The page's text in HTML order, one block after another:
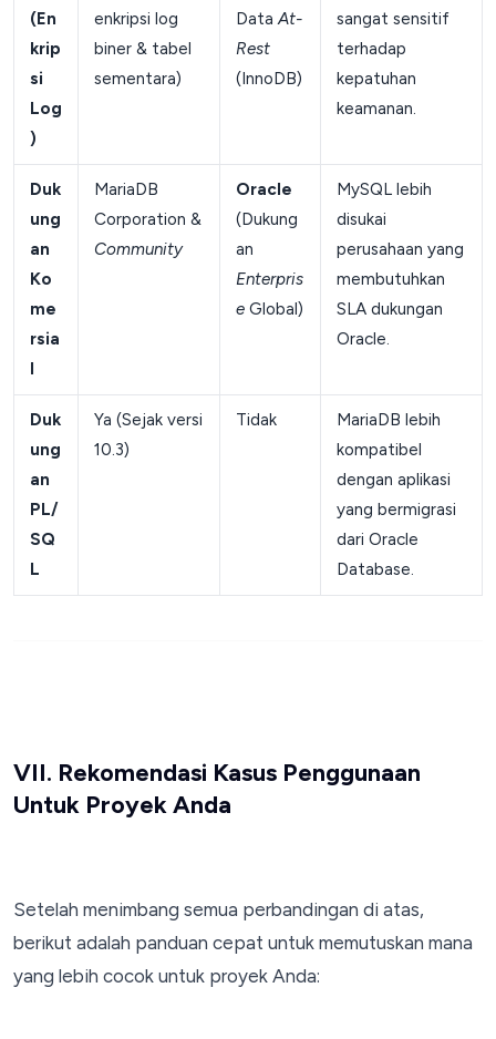
(En
krip
si
Log
)
enkripsi log
biner & tabel
sementara)
DataAt-
Rest
(InnoDB)
sangat sensitif
terhadap
kepatuhan
keamanan.
Duk
ung
an
Ko
me
rsia
l
MariaDB
Corporation &
Community
Oracle
(Dukung
an
Enterpris
eGlobal)
MySQL lebih
disukai
perusahaan yang
membutuhkan
SLA dukungan
Oracle.
Duk
ung
an
PL/
SQ
L
Ya (Sejak versi
10.3)
Tidak
MariaDB lebih
kompatibel
dengan aplikasi
yang bermigrasi
dari Oracle
Database.
VII. Rekomendasi Kasus Penggunaan
Untuk Proyek Anda
Setelah menimbang semua perbandingan di atas,
berikut adalah panduan cepat untuk memutuskan mana
yang lebih cocok untuk proyek Anda: